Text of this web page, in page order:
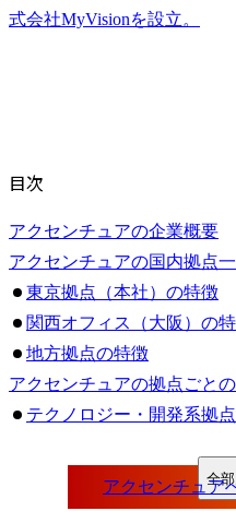
目次
アクセンチュアの企業概要
アクセンチュアの国内拠点
東京拠点（本社）の特徴
関西オフィス（大阪）の
地方拠点の特徴
アクセンチュアの拠点ごと
テクノロジー・開発系拠
コンサルティング・戦略
アクセンチュアの拠点と転
全